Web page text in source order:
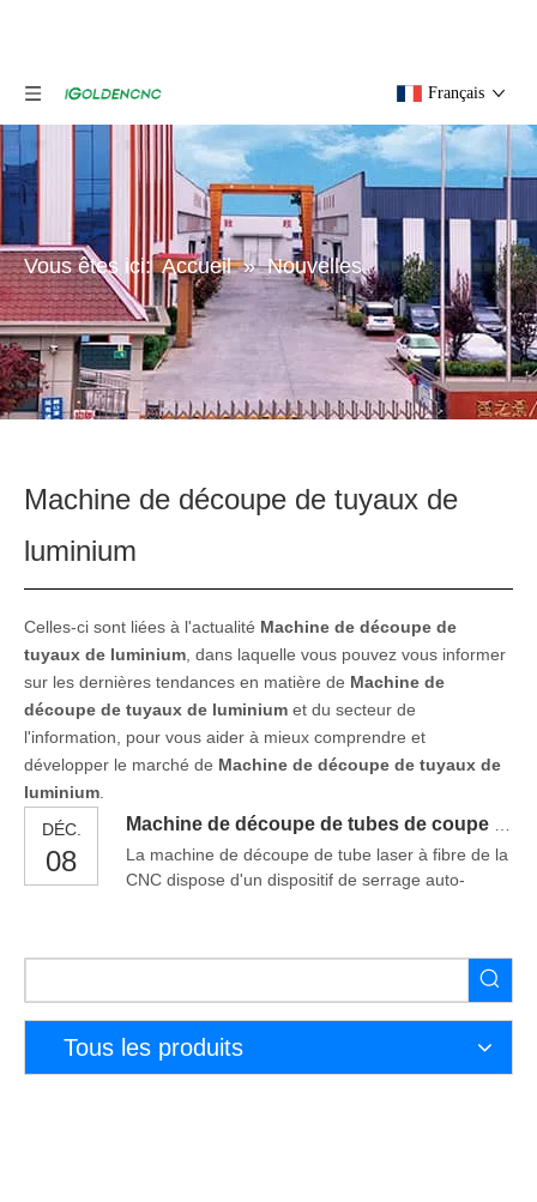
Français
Vous êtes ici: Accueil » Nouvelles
Machine de découpe de tuyaux de
luminium
Celles-ci sont liées à l'actualité Machine de découpe de
tuyaux de luminium , dans laquelle vous pouvez vous informer
sur les dernières tendances en matière de Machine de
découpe de tuyaux de luminium et du secteur de
l'information, pour vous aider à mieux comprendre et
développer le marché de Machine de découpe de tuyaux de
luminium
DÉC.
08
La machine de découpe de tube laser à fibre de la
CNC dispose d'un dispositif de serrage auto-
nécessiter de configuration manuelle par
machine est très élevée.Si vous choisissez Utiliser
métalliques
Tous les produits